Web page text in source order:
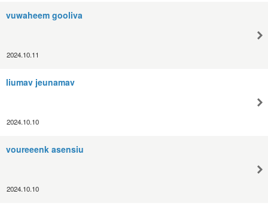
vuwaheem gooliva
2024.10.11
liumav jeunamav
2024.10.10
voureeenk asensiu
2024.10.10